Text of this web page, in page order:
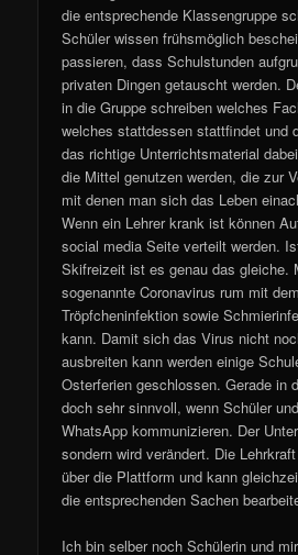
die entsprechende Klassengruppe
Schüler wissen frühsmöglich
passieren, dass Schulstunden
privaten Dingen getauscht werden.
in die Gruppe schreiben welches
welches stattdessen stattfindet und
das richtige Unterrichtsmaterial
die Mittel genutzen werden, die zur
mit denen man sich das Leben
Wenn ein Lehrer krank ist können
social media Seite verteilt werden.
Skifreizeit ist es genau das gleiche.
sogenannte Coronavirus rum mit
Tröpfcheninfektion sowie
kann. Damit sich das Virus nicht
ausbreiten kann werden einige
Osterferien geschlossen. Gerade in
doch sehr sinnvoll, wenn Schüler
WhatsApp kommunizieren. Der
sondern wird verändert. Die
über die Plattform und kann
die entsprechenden Sachen
Ich bin selber noch Schülerin und